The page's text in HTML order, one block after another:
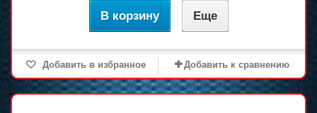
В корзину Еще
Добавить в избранное Добавить к сравнению